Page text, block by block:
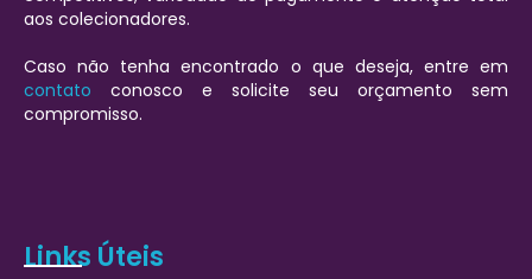
aos colecionadores.
Caso não tenha encontrado o que deseja, entre em
contato conosco e solicite seu orçamento sem
compromisso.
Links Úteis